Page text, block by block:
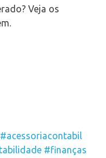
Veja os
#acessoriacontabil
#finanças